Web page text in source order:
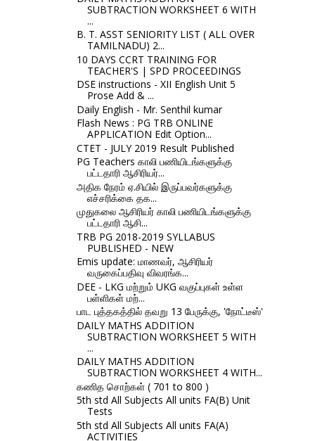
SUBTRACTION WORKSHEET 6 WITH
...
B. T. ASST SENIORITY LIST ( ALL OVER
TAMILNADU) 2...
10 DAYS CCRT TRAINING FOR
TEACHER'S | SPD PROCEEDINGS
DSE instructions - XII English Unit 5
Prose Add & ...
Daily English - Mr. Senthil kumar
Flash News : PG TRB ONLINE
APPLICATION Edit Option...
CTET - JULY 2019 Result Published
PG Teachers காலி பணியிடங்களுக்கு
பட்டதாரி ஆசிரியர்...
அதிக நேரம் ஏ.சியில் இருப்பவர்களுக்கு
எச்சரிக்கை தக...
முதுகலை ஆசிரியர் காலி பணியிடங்களுக்கு
பட்டதாரி ஆசி...
TRB PG 2018-2019 SYLLABUS
PUBLISHED - NEW
Emis update: மாணவர், ஆசிரியர்
வருகைப்பதிவு விவரங்க...
DEE - LKG மற்றும் UKG வகுப்புகள் உள்ள
பள்ளிகள் மற்...
பாட புத்தகத்தில் தவறு 13 பேருக்கு, 'நோட்டீஸ்'
DAILY MATHS ADDITION
SUBTRACTION WORKSHEET 5 WITH
...
DAILY MATHS ADDITION
SUBTRACTION WORKSHEET 4 WITH...
கணித சொற்கள் ( 701 to 800 )
5th std All Subjects All units FA(B) Unit
Tests
5th std All Subjects All units FA(A)
ACTIVITIES